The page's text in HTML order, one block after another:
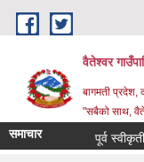
Skip to main content
वैतेश्वर
बागमती प्रदेश,
"सबैको साथ,
समाचार पूर्व स्वीकृती